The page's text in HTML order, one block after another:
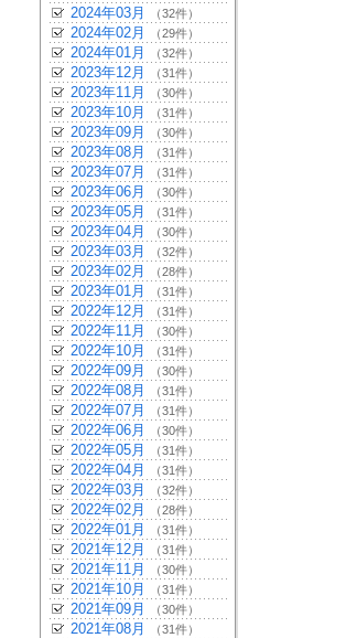
2024年03月 （32件）
2024年02月 （29件）
2024年01月 （32件）
2023年12月 （31件）
2023年11月 （30件）
2023年10月 （31件）
2023年09月 （30件）
2023年08月 （31件）
2023年07月 （31件）
2023年06月 （30件）
2023年05月 （31件）
2023年04月 （30件）
2023年03月 （32件）
2023年02月 （28件）
2023年01月 （31件）
2022年12月 （31件）
2022年11月 （30件）
2022年10月 （31件）
2022年09月 （30件）
2022年08月 （31件）
2022年07月 （31件）
2022年06月 （30件）
2022年05月 （31件）
2022年04月 （31件）
2022年03月 （32件）
2022年02月 （28件）
2022年01月 （31件）
2021年12月 （31件）
2021年11月 （30件）
2021年10月 （31件）
2021年09月 （30件）
2021年08月 （31件）